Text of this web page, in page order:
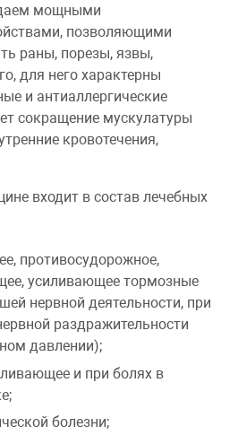
мощными
позволяющими
раны, порезы, язвы,
для него характерны
и антиаллергические
сокращение мускулатуры
кровотечения,
входит в состав лечебных
противосудорожное,
усиливающее тормозные
нервной деятельности, при
раздражительности
давлении);
и при болях в
болезни;